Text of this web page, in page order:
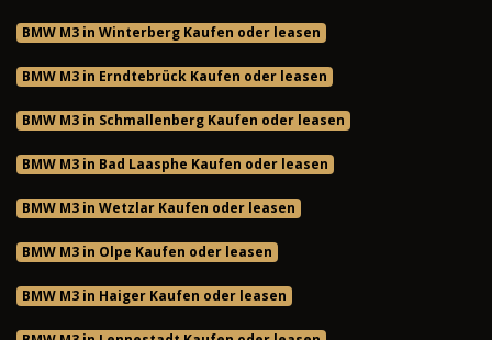
BMW M3 in Winterberg Kaufen oder leasen
BMW M3 in Erndtebrück Kaufen oder leasen
BMW M3 in Schmallenberg Kaufen oder leasen
BMW M3 in Bad Laasphe Kaufen oder leasen
BMW M3 in Wetzlar Kaufen oder leasen
BMW M3 in Olpe Kaufen oder leasen
BMW M3 in Haiger Kaufen oder leasen